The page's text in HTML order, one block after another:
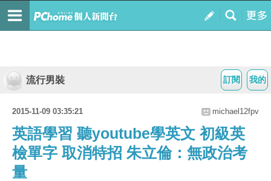
我的
訂閱
流行男裝
2015-11-09 03:35:21 michael12fpv
英語學習 聽youtube學英文 初級英
檢單字 取消特招 朱立倫：無政治考
量